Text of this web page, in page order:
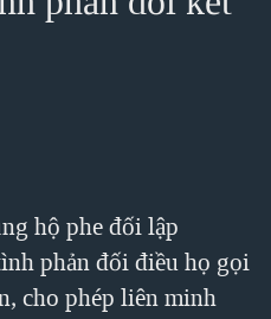
CỦA MỸ: QUÁ KHỨ VÀ HIỆN
hộ phe đối lập
phản đối điều họ gọi
cho phép liên minh